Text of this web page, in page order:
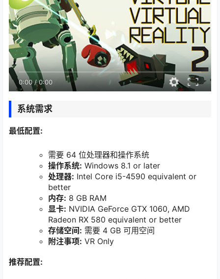
0:00/0:00
系统需求
最低配置:
需要 64 位处理器和操作系统
操作系统: Windows 8.1 or later
处理器: Intel Core i5-4590 equivalent or
better
内存: 8 GB RAM
显卡: NVIDIA GeForce GTX 1060, AMD
Radeon RX 580 equivalent or better
存储空间: 需要 4 GB 可用空间
附注事项: VR Only
推荐配置: